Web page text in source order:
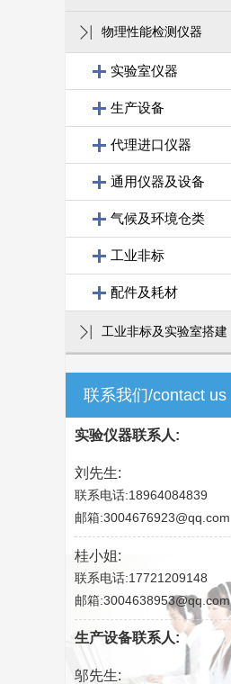
物理性能检测仪器
实验室仪器
生产设备
代理进口仪器
通用仪器及设备
气候及环境仓类
工业非标
配件及耗材
工业非标及实验室搭建
联系我们/contact us
实验仪器联系人:
刘先生:
联系电话:18964084839
邮箱:3004676923@qq.com
桂小姐:
联系电话:17721209148
邮箱:3004638953@qq.com
生产设备联系人:
邬先生: